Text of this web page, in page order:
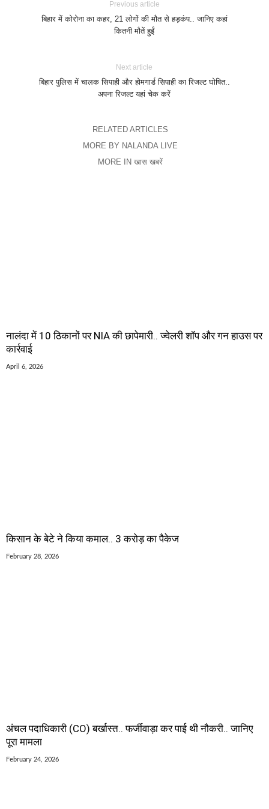
Previous article
बिहार में कोरोना का कहर, 21 लोगों की मौत से हड़कंप.. जानिए कहां
कितनी मौतें हुईं
Next article
बिहार पुलिस में चालक सिपाही और होमगार्ड सिपाही का रिजल्ट घोषित..
अपना रिजल्ट यहां चेक करें
RELATED ARTICLES
MORE BY NALANDA LIVE
MORE IN खास खबरें
नालंदा में 10 ठिकानों पर NIA की छापेमारी.. ज्वेलरी शॉप और गन हाउस पर
कार्रवाई
April 6, 2026
किसान के बेटे ने किया कमाल.. 3 करोड़ का पैकेज
February 28, 2026
अंचल पदाधिकारी (CO) बर्खास्त.. फर्जीवाड़ा कर पाई थी नौकरी.. जानिए
पूरा मामला
February 24, 2026